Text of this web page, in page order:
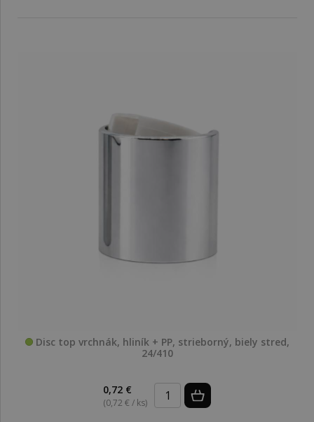
Disc top vrchnák, hliník + PP, strieborný, biely stred,
24/410
0,72 €
(0,72 € / ks)